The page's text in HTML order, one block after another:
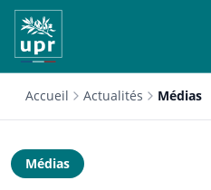
Accueil Actualités Médias
Médias